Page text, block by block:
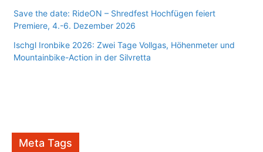
Save the date: RideON – Shredfest Hochfügen feiert
Premiere, 4.-6. Dezember 2026
Ischgl Ironbike 2026: Zwei Tage Vollgas, Höhenmeter und
Mountainbike-Action in der Silvretta
Meta Tags